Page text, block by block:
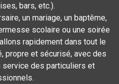
bars, etc.).
un mariage, un baptême,
scolaire ou une soirée
rapidement dans tout le
propre et sécurisé, avec des
service des particuliers et